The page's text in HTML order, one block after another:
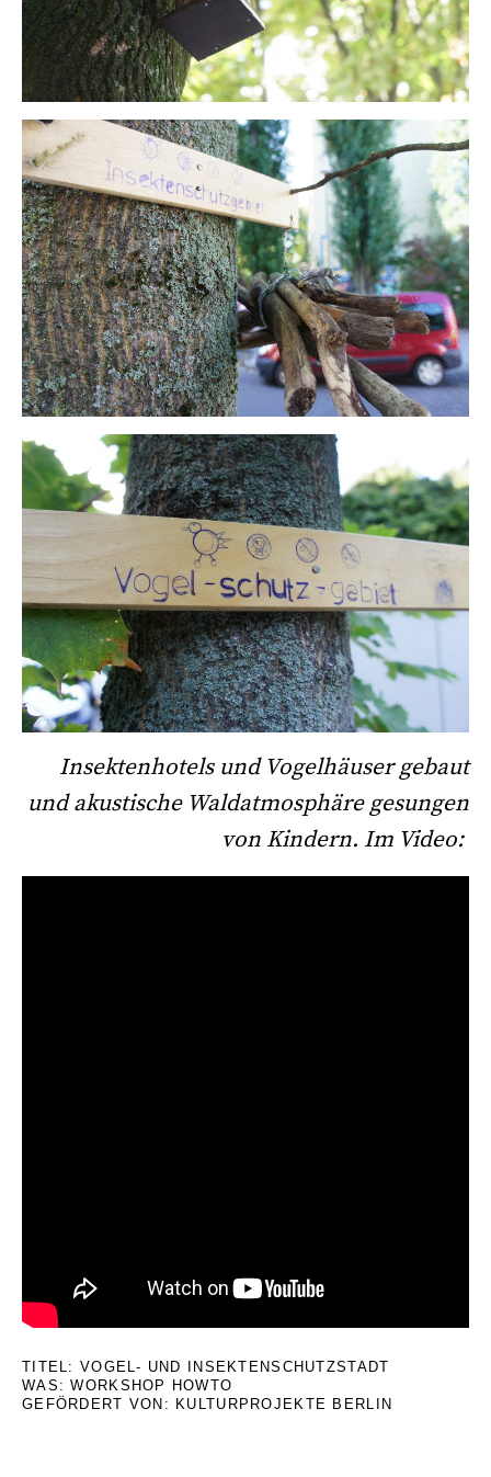
Insektenhotels und Vogelhäuser gebaut
und akustische Waldatmosphäre gesungen
von Kindern. Im Video:
TITEL: VOGEL- UND INSEKTENSCHUTZSTADT
WAS: WORKSHOP HOWTO
GEFÖRDERT VON: KULTURPROJEKTE BERLIN